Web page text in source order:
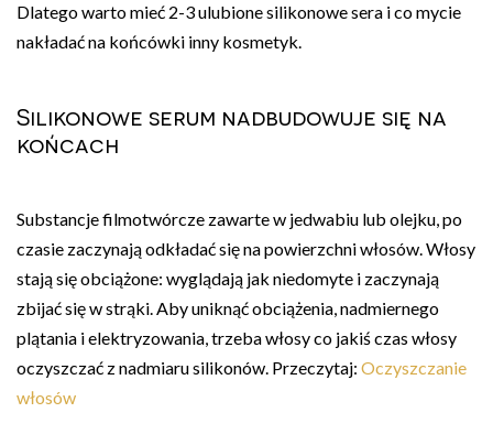
Dlatego warto mieć 2-3 ulubione silikonowe sera i co mycie
nakładać na końcówki inny kosmetyk.
Silikonowe serum nadbudowuje się na
końcach
Substancje filmotwórcze zawarte w jedwabiu lub olejku, po
czasie zaczynają odkładać się na powierzchni włosów. Włosy
stają się obciążone: wyglądają jak niedomyte i zaczynają
zbijać się w strąki. Aby uniknąć obciążenia, nadmiernego
plątania i elektryzowania, trzeba włosy co jakiś czas włosy
oczyszczać z nadmiaru silikonów. Przeczytaj: Oczyszczanie
włosów